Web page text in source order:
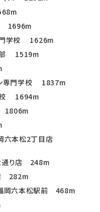
1696m
門学校 1626m
部 1519m
ン専門学校 1837m
校 1694m
1806m
六本松2丁目店
通り店 248m
282m
岡六本松駅前 468m